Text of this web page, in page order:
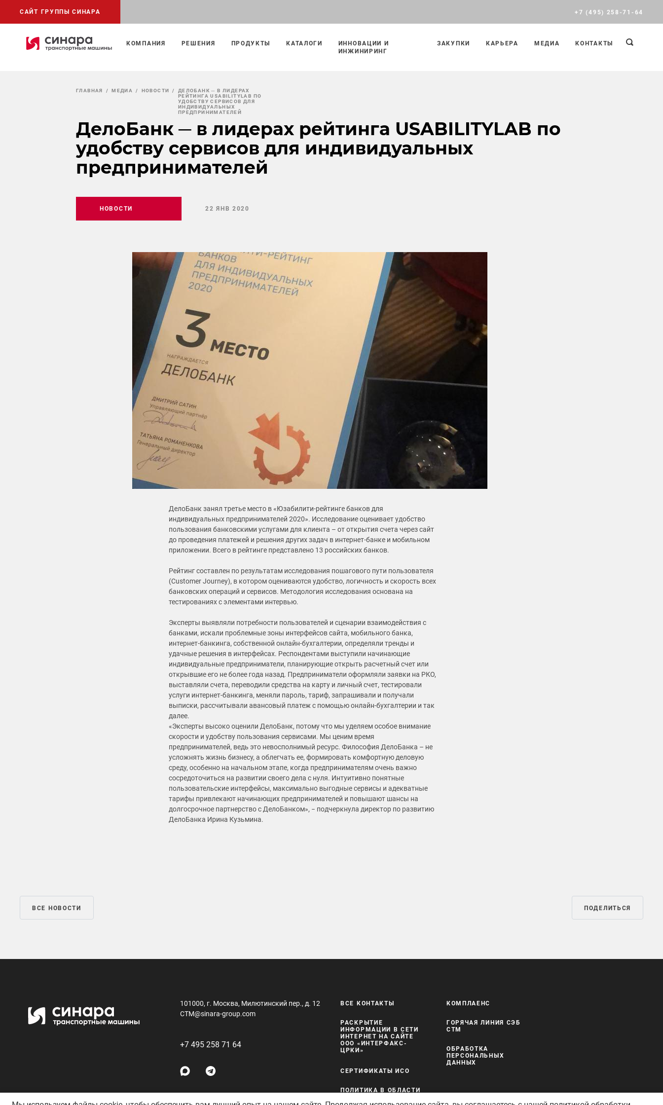
САЙТ ГРУППЫ СИНАРА +7 (495) 258-71-64
КОМПАНИЯ РЕШЕНИЯ ПРОДУКТЫ КАТАЛОГИ
ИННОВАЦИИ И
ИНЖИНИРИНГ
ЗАКУПКИ КАРЬЕРА МЕДИА КОНТАКТЫ
ГЛАВНАЯ МЕДИА НОВОСТИ
ДЕЛОБАНК ─ В ЛИДЕРАХ
РЕЙТИНГА USABILITYLAB ПО
УДОБСТВУ СЕРВИСОВ ДЛЯ
ИНДИВИДУАЛЬНЫХ
ПРЕДПРИНИМАТЕЛЕЙ
ДелоБанк ─ в лидерах рейтинга USABILITYLAB по
удобству сервисов для индивидуальных
предпринимателей
НОВОСТИ 22 ЯНВ 2020
ДелоБанк занял третье место в «Юзабилити-рейтинге банков для
индивидуальных предпринимателей 2020». Исследование оценивает удобство
пользования банковскими услугами для клиента – от открытия счета через сайт
до проведения платежей и решения других задач в интернет-банке и мобильном
приложении. Всего в рейтинге представлено 13 российских банков.
Рейтинг составлен по результатам исследования пошагового пути пользователя
(Customer Journey), в котором оцениваются удобство, логичность и скорость всех
банковских операций и сервисов. Методология исследования основана на
тестированиях с элементами интервью.
Эксперты выявляли потребности пользователей и сценарии взаимодействия с
банками, искали проблемные зоны интерфейсов сайта, мобильного банка,
интернет-банкинга, собственной онлайн-бухгалтерии, определяли тренды и
удачные решения в интерфейсах. Респондентами выступили начинающие
индивидуальные предприниматели, планирующие открыть расчетный счет или
открывшие его не более года назад. Предприниматели оформляли заявки на РКО,
выставляли счета, переводили средства на карту и личный счет, тестировали
услуги интернет-банкинга, меняли пароль, тариф, запрашивали и получали
выписки, рассчитывали авансовый платеж с помощью онлайн-бухгалтерии и так
далее.
«Эксперты высоко оценили ДелоБанк, потому что мы уделяем особое внимание
скорости и удобству пользования сервисами. Мы ценим время
предпринимателей, ведь это невосполнимый ресурс. Философия ДелоБанка – не
усложнять жизнь бизнесу, а облегчать ее, формировать комфортную деловую
среду, особенно на начальном этапе, когда предпринимателям очень важно
сосредоточиться на развитии своего дела с нуля. Интуитивно понятные
пользовательские интерфейсы, максимально выгодные сервисы и адекватные
тарифы привлекают начинающих предпринимателей и повышают шансы на
долгосрочное партнерство с ДелоБанком», − подчеркнула директор по развитию
ДелоБанка Ирина Кузьмина.
ВСЕ НОВОСТИ ПОДЕЛИТЬСЯ
101000, г. Москва, Милютинский пер., д. 12
CTM@sinara-group.com
+7 495 258 71 64
ВСЕ КОНТАКТЫ
РАСКРЫТИЕ
ИНФОРМАЦИИ В СЕТИ
ИНТЕРНЕТ НА САЙТЕ
ООО «ИНТЕРФАКС-
ЦРКИ»
СЕРТИФИКАТЫ ИСО
ПОЛИТИКА В ОБЛАСТИ
КОМПЛАЕНС
ГОРЯЧАЯ ЛИНИЯ СЭБ
СТМ
ОБРАБОТКА
ПЕРСОНАЛЬНЫХ
ДАННЫХ